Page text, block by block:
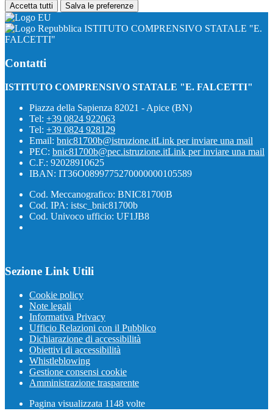
Accetta tutti Salva le preferenze
ISTITUTO COMPRENSIVO STATALE "E.
FALCETTI"
Contatti
ISTITUTO COMPRENSIVO STATALE "E. FALCETTI"
Piazza della Sapienza 82021 - Apice (BN)
Tel: +39 0824 922063
Tel: +39 0824 928129
Email: bnic81700b@istruzione.itLink per inviare una mail
PEC: bnic81700b@pec.istruzione.itLink per inviare una mail
C.F.: 92028910625
IBAN: IT36O0899775270000000105589
Cod. Meccanografico: BNIC81700B
Cod. IPA: istsc_bnic81700b
Cod. Univoco ufficio: UF1JB8
Sezione Link Utili
Cookie policy
Note legali
Informativa Privacy
Ufficio Relazioni con il Pubblico
Dichiarazione di accessibilità
Obiettivi di accessibilità
Whistleblowing
Gestione consensi cookie
Amministrazione trasparente
Pagina visualizzata 1148 volte